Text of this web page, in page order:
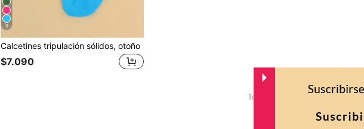
9
Calcetines tripulación sólidos, otoño
$7.090
Total de 1 páginas